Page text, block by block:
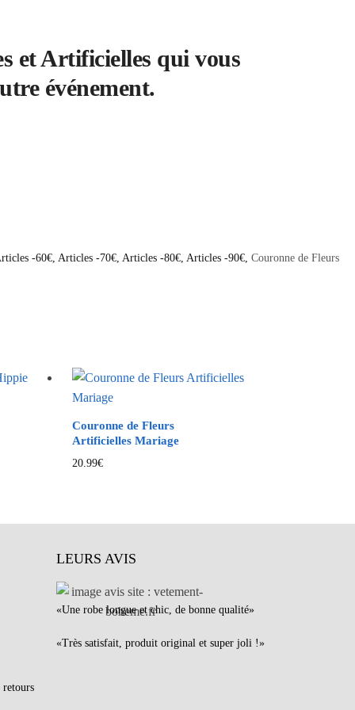
et Artificielles qui vous
événement.
-60€, Articles -70€, Articles -80€, Articles -90€, Couronne de Fleurs
Couronne de Fleurs
Artificielles Mariage
20.99€
retours
LEURS AVIS
«Une robe longue et chic, de bonne qualité»
«Très satisfait, produit original et super joli !»